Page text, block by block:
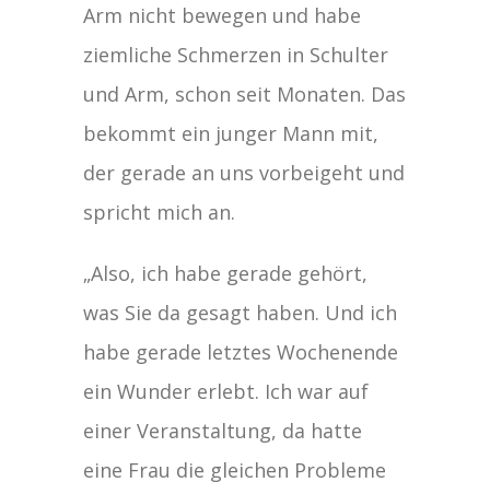
Arm nicht bewegen und habe
ziemliche Schmerzen in Schulter
und Arm, schon seit Monaten. Das
bekommt ein junger Mann mit,
der gerade an uns vorbeigeht und
spricht mich an.
„Also, ich habe gerade gehört,
was Sie da gesagt haben. Und ich
habe gerade letztes Wochenende
ein Wunder erlebt. Ich war auf
einer Veranstaltung, da hatte
eine Frau die gleichen Probleme